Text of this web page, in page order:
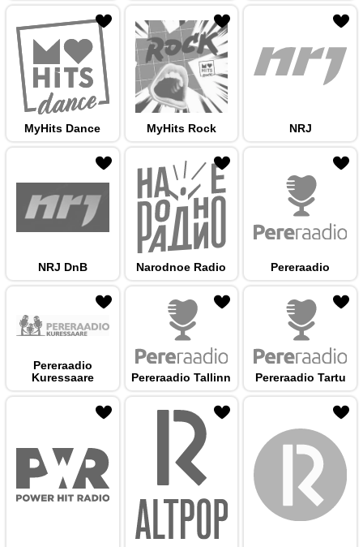
MyHits Dance MyHits Rock NRJ
NRJ DnB Narodnoe Radio Pereraadio
Pereraadio
Kuressaare
Pereraadio Tallinn Pereraadio Tartu